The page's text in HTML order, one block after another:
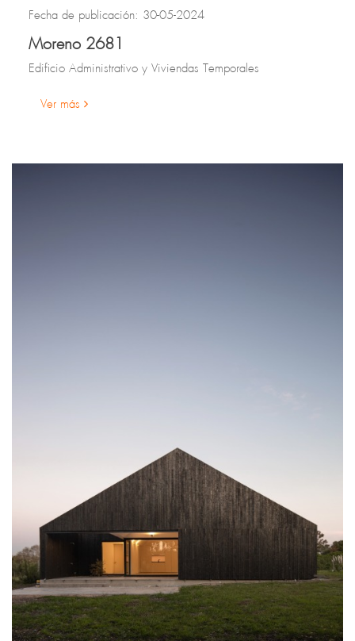
Fecha de publicación: 30-05-2024
Moreno 2681
Edificio Administrativo y Viviendas Temporales
Ver más